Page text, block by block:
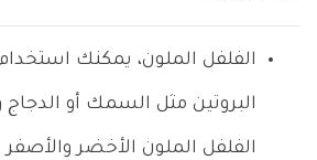
الفلفل الملون، يمكنك
البروتين مثل السمك أو
الفلفل الملون الأخضر والأصفر